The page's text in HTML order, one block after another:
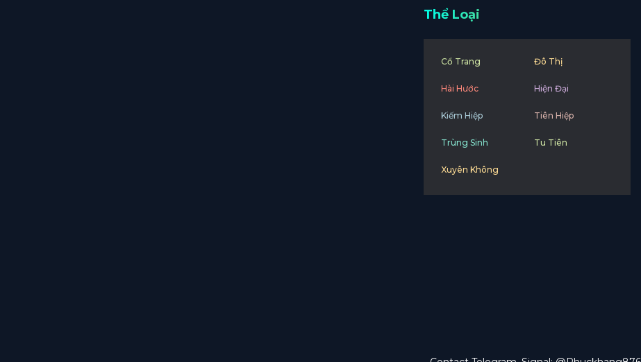
Thể Loại
Cổ Trang Đô Thị
Hài Hước Hiện Đại
Kiếm Hiệp Tiên Hiệp
Trùng Sinh Tu Tiên
Xuyên Không